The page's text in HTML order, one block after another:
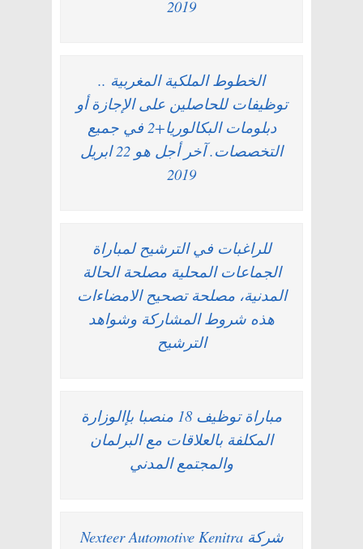
2019
الخطوط الملكية المغربية ..
توظيفات للحاصلين على الإجازة أو
دبلومات البكالوريا+2 في جميع
التخصصات. آخر أجل هو 22 ابريل
2019
للراغبات في الترشيح لمباراة
الجماعات المحلية مصلحة الحالة
المدنية، مصلحة تصحيح الامضاءات
هذه شروط المشاركة وشواهد
الترشيح
مباراة توظيف 18 منصبا بإالوزارة
المكلفة بالعلاقات مع البرلمان
والمجتمع المدني
شركة Nexteer Automotive Kenitra